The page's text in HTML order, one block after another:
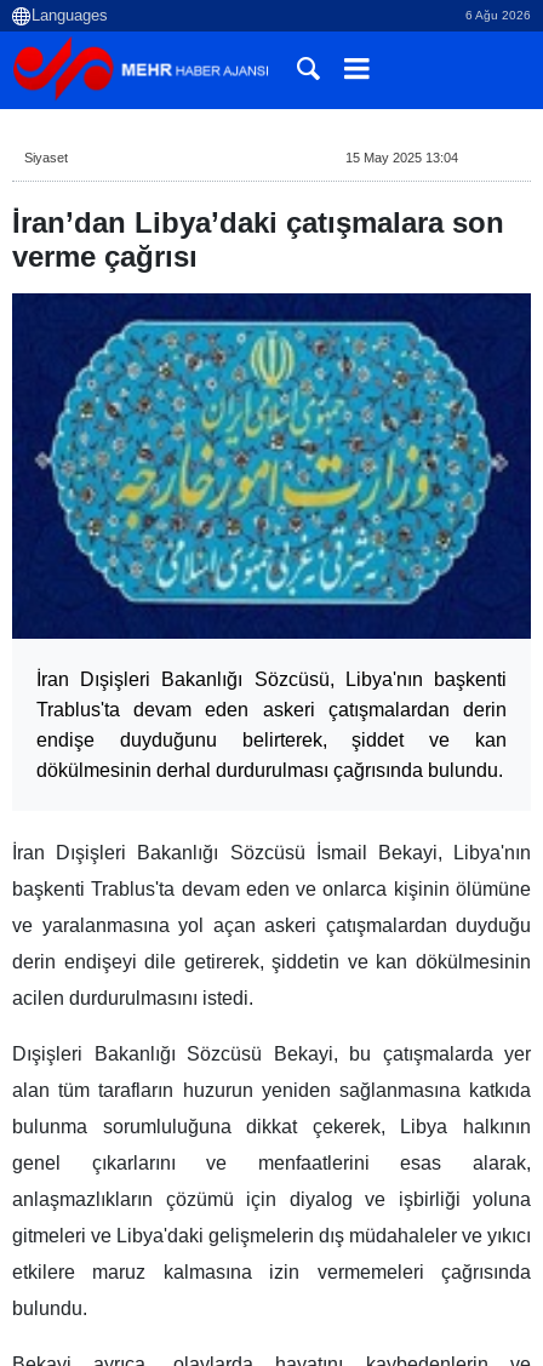
6 Ağu 2026
Siyaset 15 May 2025 13:04
İran’dan Libya’daki çatışmalara son
verme çağrısı
İran Dışişleri Bakanlığı Sözcüsü, Libya'nın başkenti
Trablus'ta devam eden askeri çatışmalardan derin
endişe duyduğunu belirterek, şiddet ve kan
dökülmesinin derhal durdurulması çağrısında bulundu.
İran Dışişleri Bakanlığı Sözcüsü İsmail Bekayi, Libya'nın
başkenti Trablus'ta devam eden ve onlarca kişinin ölümüne
ve yaralanmasına yol açan askeri çatışmalardan duyduğu
derin endişeyi dile getirerek, şiddetin ve kan dökülmesinin
acilen durdurulmasını istedi.
Dışişleri Bakanlığı Sözcüsü Bekayi, bu çatışmalarda yer
alan tüm tarafların huzurun yeniden sağlanmasına katkıda
bulunma sorumluluğuna dikkat çekerek, Libya halkının
genel çıkarlarını ve menfaatlerini esas alarak,
anlaşmazlıkların çözümü için diyalog ve işbirliği yoluna
gitmeleri ve Libya'daki gelişmelerin dış müdahaleler ve yıkıcı
etkilere maruz kalmasına izin vermemeleri çağrısında
bulundu.